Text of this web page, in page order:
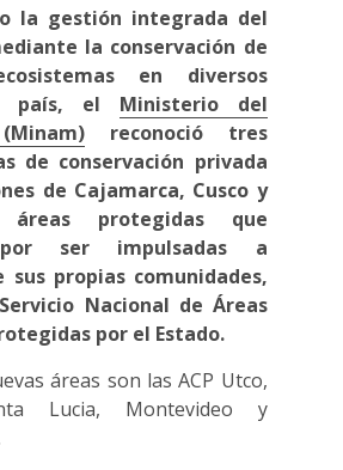
la gestión integrada del
la conservación de
en diversos
país, el Ministerio del
reconoció tres
de conservación privada
de Cajamarca, Cusco y
áreas protegidas que
ser impulsadas a
propias comunidades,
Nacional de Áreas
por el Estado.
áreas son las ACP Utco,
Lucia, Montevideo y